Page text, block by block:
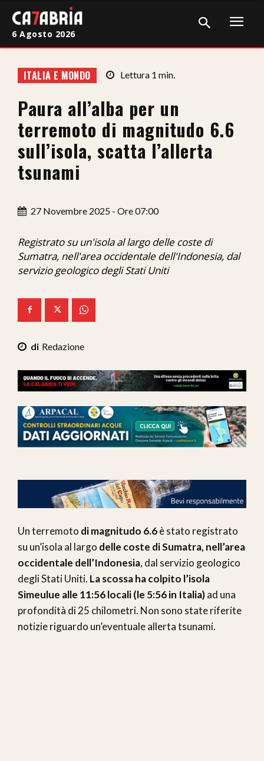
Cronaca
Giudiziaria
Politica
Sport
Sanità
Economia
Ita-Mondo
C7 Play
We Calabria
Mix Zone
6 Agosto 2026
ITALIA E MONDO Lettura 1 min.
Paura all’alba per un
terremoto di magnitudo 6.6
sull’isola, scatta l’allerta
tsunami
27 Novembre 2025 - Ore 07:00
Registrato su un'isola al largo delle coste di
Sumatra, nell'area occidentale dell'Indonesia, dal
servizio geologico degli Stati Uniti
Redazione
Un terremoto di magnitudo 6.6è stato registrato
su un’isola al largo delle coste di Sumatra, nell’area
occidentale dell’Indonesia, dal servizio geologico
degli Stati Uniti. La scossa ha colpito l’isola
Simeulue alle 11:56 locali (le 5:56 in Italia)ad una
profondità di 25 chilometri. Non sono state riferite
notizie riguardo un’eventuale allerta tsunami.